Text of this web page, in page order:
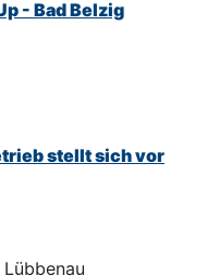
- Bad Belzig
stellt sich vor